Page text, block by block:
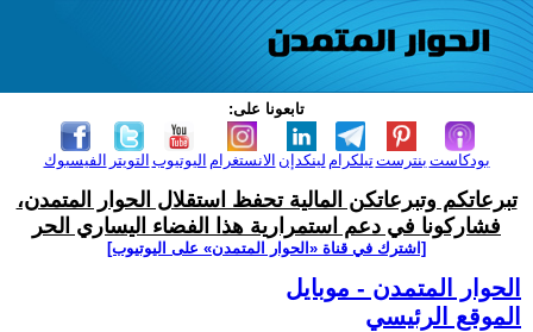
تابعونا على:
الفيسبوك التويتر اليوتيوب الانستغرام لينكدإن تيلكرامبنترست بودكاست
تبرعاتكم وتبرعاتكن المالية تحفظ استقلال الحوار المتمدن،
فشاركونا في دعم استمرارية هذا الفضاء اليساري الحر
[اشترك في قناة ‫«الحوار المتمدن» على اليوتيوب]
الحوار المتمدن - موبايل
الموقع الرئيسي